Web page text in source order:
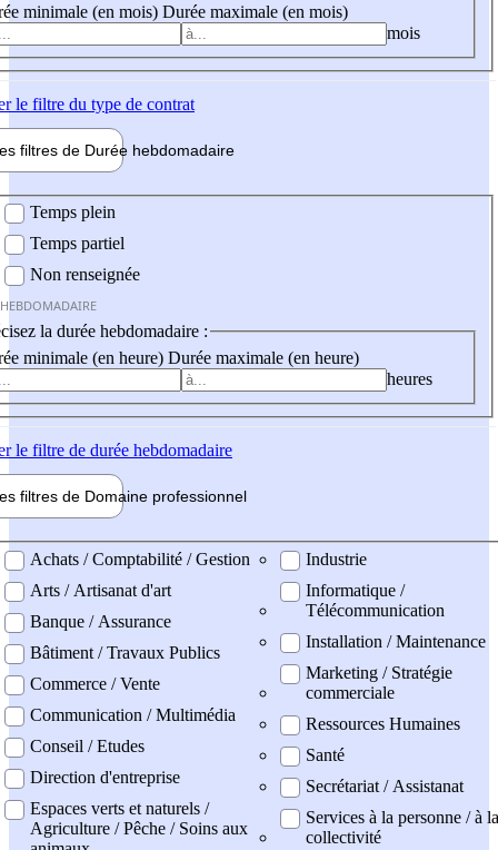
minimale (en mois) Durée maximale (en mois)
mois
le filtre du type de contrat
filtres de Durée hebdomadaire
Temps plein
Temps partiel
Non renseignée
la durée hebdomadaire :
minimale (en heure) Durée maximale (en heure)
heures
le filtre de durée hebdomadaire
filtres de Domaine professionnel
professionel
Achats / Comptabilité / Gestion
Arts / Artisanat d'art
Banque / Assurance
Bâtiment / Travaux Publics
Commerce / Vente
Communication / Multimédia
Conseil / Etudes
Direction d'entreprise
Espaces verts et naturels /
Agriculture / Pêche / Soins aux
Industrie
Informatique /
Télécommunication
Installation / Maintenance
Marketing / Stratégie
commerciale
Ressources Humaines
Santé
Secrétariat / Assistanat
Services à la personne / à la
collectivité